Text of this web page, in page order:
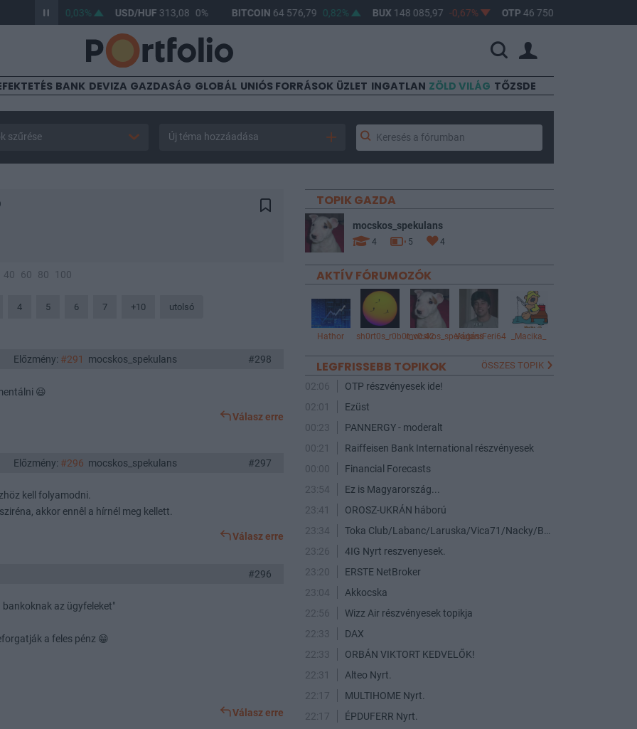
0,03% USD/HUF313,08 0% BITCOIN64 576,79 0,82% BUX 148 085,97 -0,67% OTP46 750 -1,06%
BANK DEVIZA GAZDASÁG GLOBÁL UNIÓS FORRÁSOK ÜZLET INGATLAN ZÖLD VILÁG TŐZSDE
szűrése Új téma hozzáadása
40 60 80 100
4 5 6 7 +10 utolsó
Előzmény: #291 mocskos_spekulans #298
😆
Válasz erre
Előzmény: #296 mocskos_spekulans #297
kell folyamodni.
akkor ennêl a hírnél meg kellett.
Válasz erre
#296
az ügyfeleket"
a feles pénz 😁
Válasz erre
TOPIK GAZDA
mocskos_spekulans
4 5 4
AKTÍV FÓRUMOZÓK
Hathor sh0rt0s_r0b0t_v0.42mocskos_spekulans
VágásiFeri64 _Macika_
LEGFRISSEBB TOPIKOK ÖSSZES TOPIK
02:06
OTP részvényesek ide!
02:01
Ezüst
00:23
PANNERGY - moderalt
00:21
Raiffeisen Bank International részvényesek
00:00
Financial Forecasts
23:54
Ez is Magyarország...
23:41
OROSZ-UKRÁN háború
23:34
Toka Club/Labanc/Laruska/Vica71/Nacky/Bpali/Oldrider/Josefernando/Mcbull/Kawaszabi
23:26
4IG Nyrt reszvenyesek.
23:20
ERSTE NetBroker
23:04
Akkocska
22:56
Wizz Air részvényesek topikja
22:33
DAX
22:33
ORBÁN VIKTORT KEDVELŐK!
22:31
Alteo Nyrt.
22:17
MULTIHOME Nyrt.
22:17
ÉPDUFERR Nyrt.